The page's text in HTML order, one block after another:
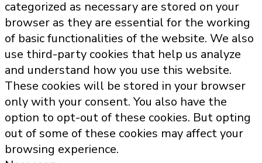
categorized as necessary are stored on your
browser as they are essential for the working
of basic functionalities of the website. We also
use third-party cookies that help us analyze
and understand how you use this website.
These cookies will be stored in your browser
only with your consent. You also have the
option to opt-out of these cookies. But opting
out of some of these cookies may affect your
browsing experience.